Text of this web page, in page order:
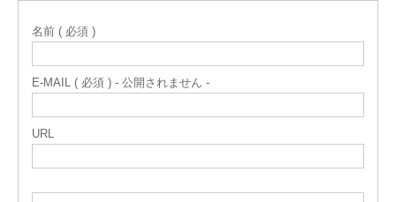
名前 ( 必須 )
E-MAIL ( 必須 ) - 公開されません -
URL